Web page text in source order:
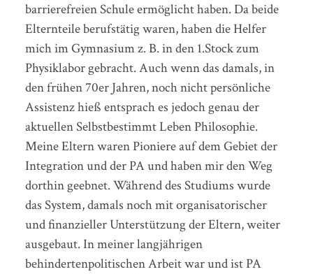
barrierefreien Schule ermöglicht haben. Da beide
Elternteile berufstätig waren, haben die Helfer
mich im Gymnasium z. B. in den 1.Stock zum
Physiklabor gebracht. Auch wenn das damals, in
den frühen 70er Jahren, noch nicht persönliche
Assistenz hieß entsprach es jedoch genau der
aktuellen Selbstbestimmt Leben Philosophie.
Meine Eltern waren Pioniere auf dem Gebiet der
Integration und der PA und haben mir den Weg
dorthin geebnet. Während des Studiums wurde
das System, damals noch mit organisatorischer
und finanzieller Unterstützung der Eltern, weiter
ausgebaut. In meiner langjährigen
behindertenpolitischen Arbeit war und ist PA